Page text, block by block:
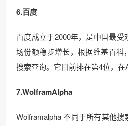
6.百度
百度成立于2000年，是中国最
场份额稳步增长，根据维基百科
搜索查询。它目前排在第4位，在
7.WolframAlpha
Wolframalpha 不同于所有其他